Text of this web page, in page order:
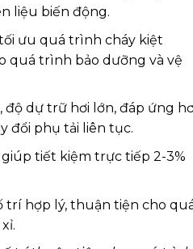
liệu biến động.
ưu quá trình cháy kiệt
quá trình bảo dưỡng và vệ
độ dự trữ hơi lớn, đáp ứng
đổi phụ tải liên tục.
tiết kiệm trực tiếp 2-3%
trí hợp lý, thuận tiện cho